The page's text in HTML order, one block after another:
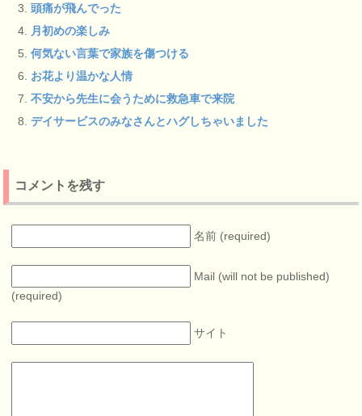
頭痛が飛んでった
月初めの楽しみ
何気ない言葉で家族を傷つける
お花より温かな人情
不安から先生に会うために救急車で来院
デイサービスのみなさんとハグしちゃいました
コメントを残す
名前 (required)
Mail (will not be published)
(required)
サイト